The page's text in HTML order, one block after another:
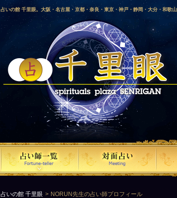
占いの館 千里眼。大阪・名古屋・京都・奈良・東京・神戸・静岡・大分・和歌
愛媛・鹿児島・徳島・香川・山形・岡山・横浜・千葉・福島・岩手・高知・熊本
梨・長野・埼玉・茨城・栃木・金沢・佐賀・長崎・鳥取・富山・新潟・秋田・
気占い師による占い。
占いの館 千里眼 NORUN先生の占い師プロフィール